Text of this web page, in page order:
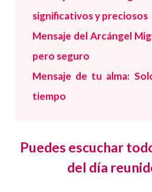
significativos y preciosos
Mensaje del Arcángel
pero seguro
Mensaje de tu alma:
tiempo
Puedes escuchar
del día